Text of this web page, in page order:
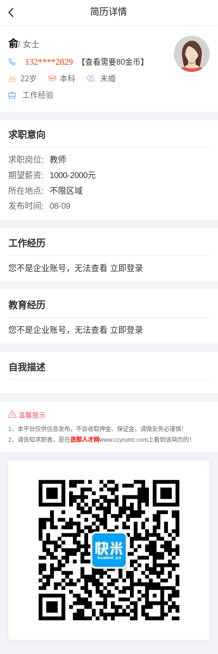
简历详情
俞/ 女士
132****2829 【查看需要80金币】
22岁 本科 未婚
工作经验
求职意向
求职岗位:
教师
期望薪资:
1000-2000元
所在地点:
不限区域
发布时间:
08-09
工作经历
您不是企业账号，无法查看 立即登录
教育经历
您不是企业账号，无法查看 立即登录
自我描述
温馨提示
1、本平台仅供信息发布，不会收取押金、保证金，请微友务必谨慎！
2、请告知求职者，是在迭部人才网www.ccyrumc.com上看到该简历的！